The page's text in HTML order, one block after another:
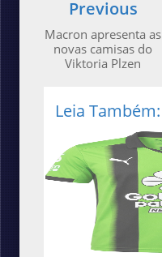
Previous
Macron apresenta as
novas camisas do
Viktoria Plzen
Leia Também: